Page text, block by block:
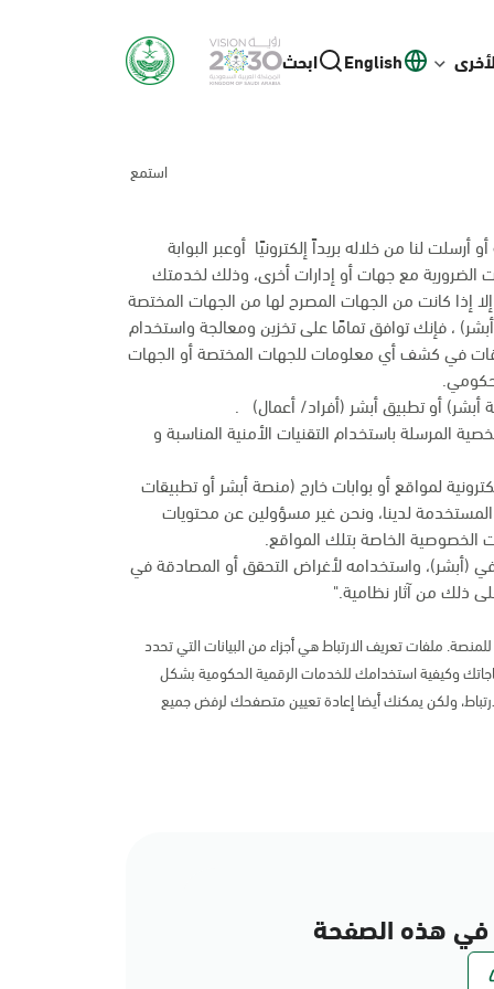
English ابحث
استمع
لنا من خلاله بريداً إلكترونيًا أوعبر البوابة
الضرورية مع جهات أو إدارات أخرى، وذلك لخدمتك
إذا كانت من الجهات المصرح لها من الجهات المختصة
، فإنك توافق تمامًا على تخزين ومعالجة واستخدام
في كشف أي معلومات للجهات المختصة أو الجهات
حكومي.
أو تطبيق أبشر (أفراد/ أعمال) .
المرسلة باستخدام التقنيات الأمنية المناسبة و
لمواقع أو بوابات خارج (منصة أبشر أو تطبيقات
لدينا، ونحن غير مسؤولين عن محتويات
الخاصة بتلك المواقع.
(أبشر)، واستخدامه لأغراض التحقق أو المصادقة في
ذلك من آثار نظامية."
ملفات تعريف الارتباط هي أجزاء من البيانات التي تحدد
وكيفية استخدامك للخدمات الرقمية الحكومية بشكل
ولكن يمكنك أيضا إعادة تعيين متصفحك لرفض جميع
هذه الصفحة